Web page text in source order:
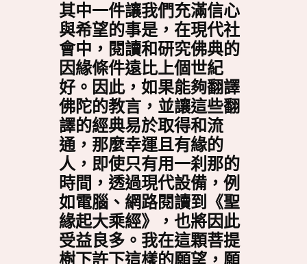
其中一件讓我們充滿信心
與希望的事是，在現代社
會中，閱讀和研究佛典的
因緣條件遠比上個世紀
好。因此，如果能夠翻譯
佛陀的教言，並讓這些翻
譯的經典易於取得和流
通，那麼幸運且有緣的
人，即使只有用一刹那的
時間，透過現代設備，例
如電腦、網路閱讀到《聖
緣起大乘經》，也將因此
受益良多。我在這顆菩提
樹下許下這樣的願望，願